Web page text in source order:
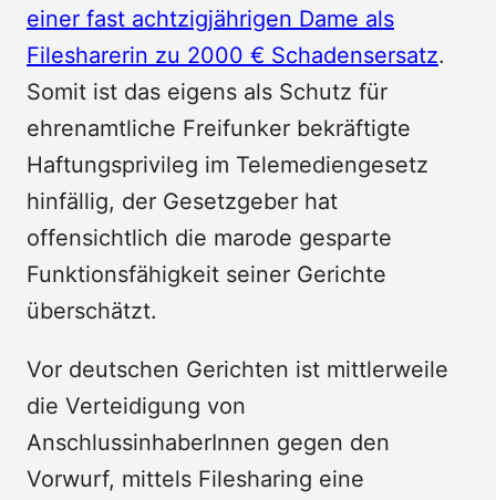
einer fast achtzigjährigen Dame als
Filesharerin zu 2000 € Schadensersatz.
Somit ist das eigens als Schutz für
ehrenamtliche Freifunker bekräftigte
Haftungsprivileg im Telemediengesetz
hinfällig, der Gesetzgeber hat
offensichtlich die marode gesparte
Funktionsfähigkeit seiner Gerichte
überschätzt.
Vor deutschen Gerichten ist mittlerweile
die Verteidigung von
AnschlussinhaberInnen gegen den
Vorwurf, mittels Filesharing eine